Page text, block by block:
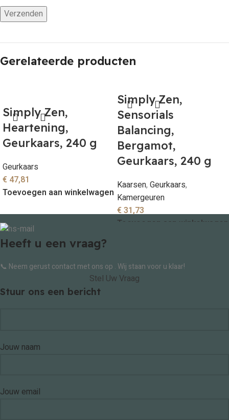
Gerelateerde producten
Simply Zen,
Heartening,
Geurkaars, 240 g
Geurkaars
€ 47,81
Toevoegen aan winkelwagen
Simply Zen,
Sensorials
Balancing,
Bergamot,
Geurkaars, 240 g
Kaarsen, Geurkaars,
Kamergeuren
€31,73
Toevoegen aan winkelwagen
Heeft u een vraag?
📞 Neem gerust contact met ons op . Wij staan voor u klaar!
Stel Uw Vraag
Stuur ons een bericht
Jouw naam
Jouw email